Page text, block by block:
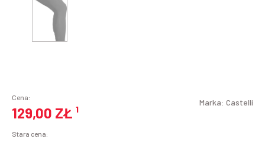
Cena:
129,00 ZŁ ¹
Stara cena:
Marka: Castelli